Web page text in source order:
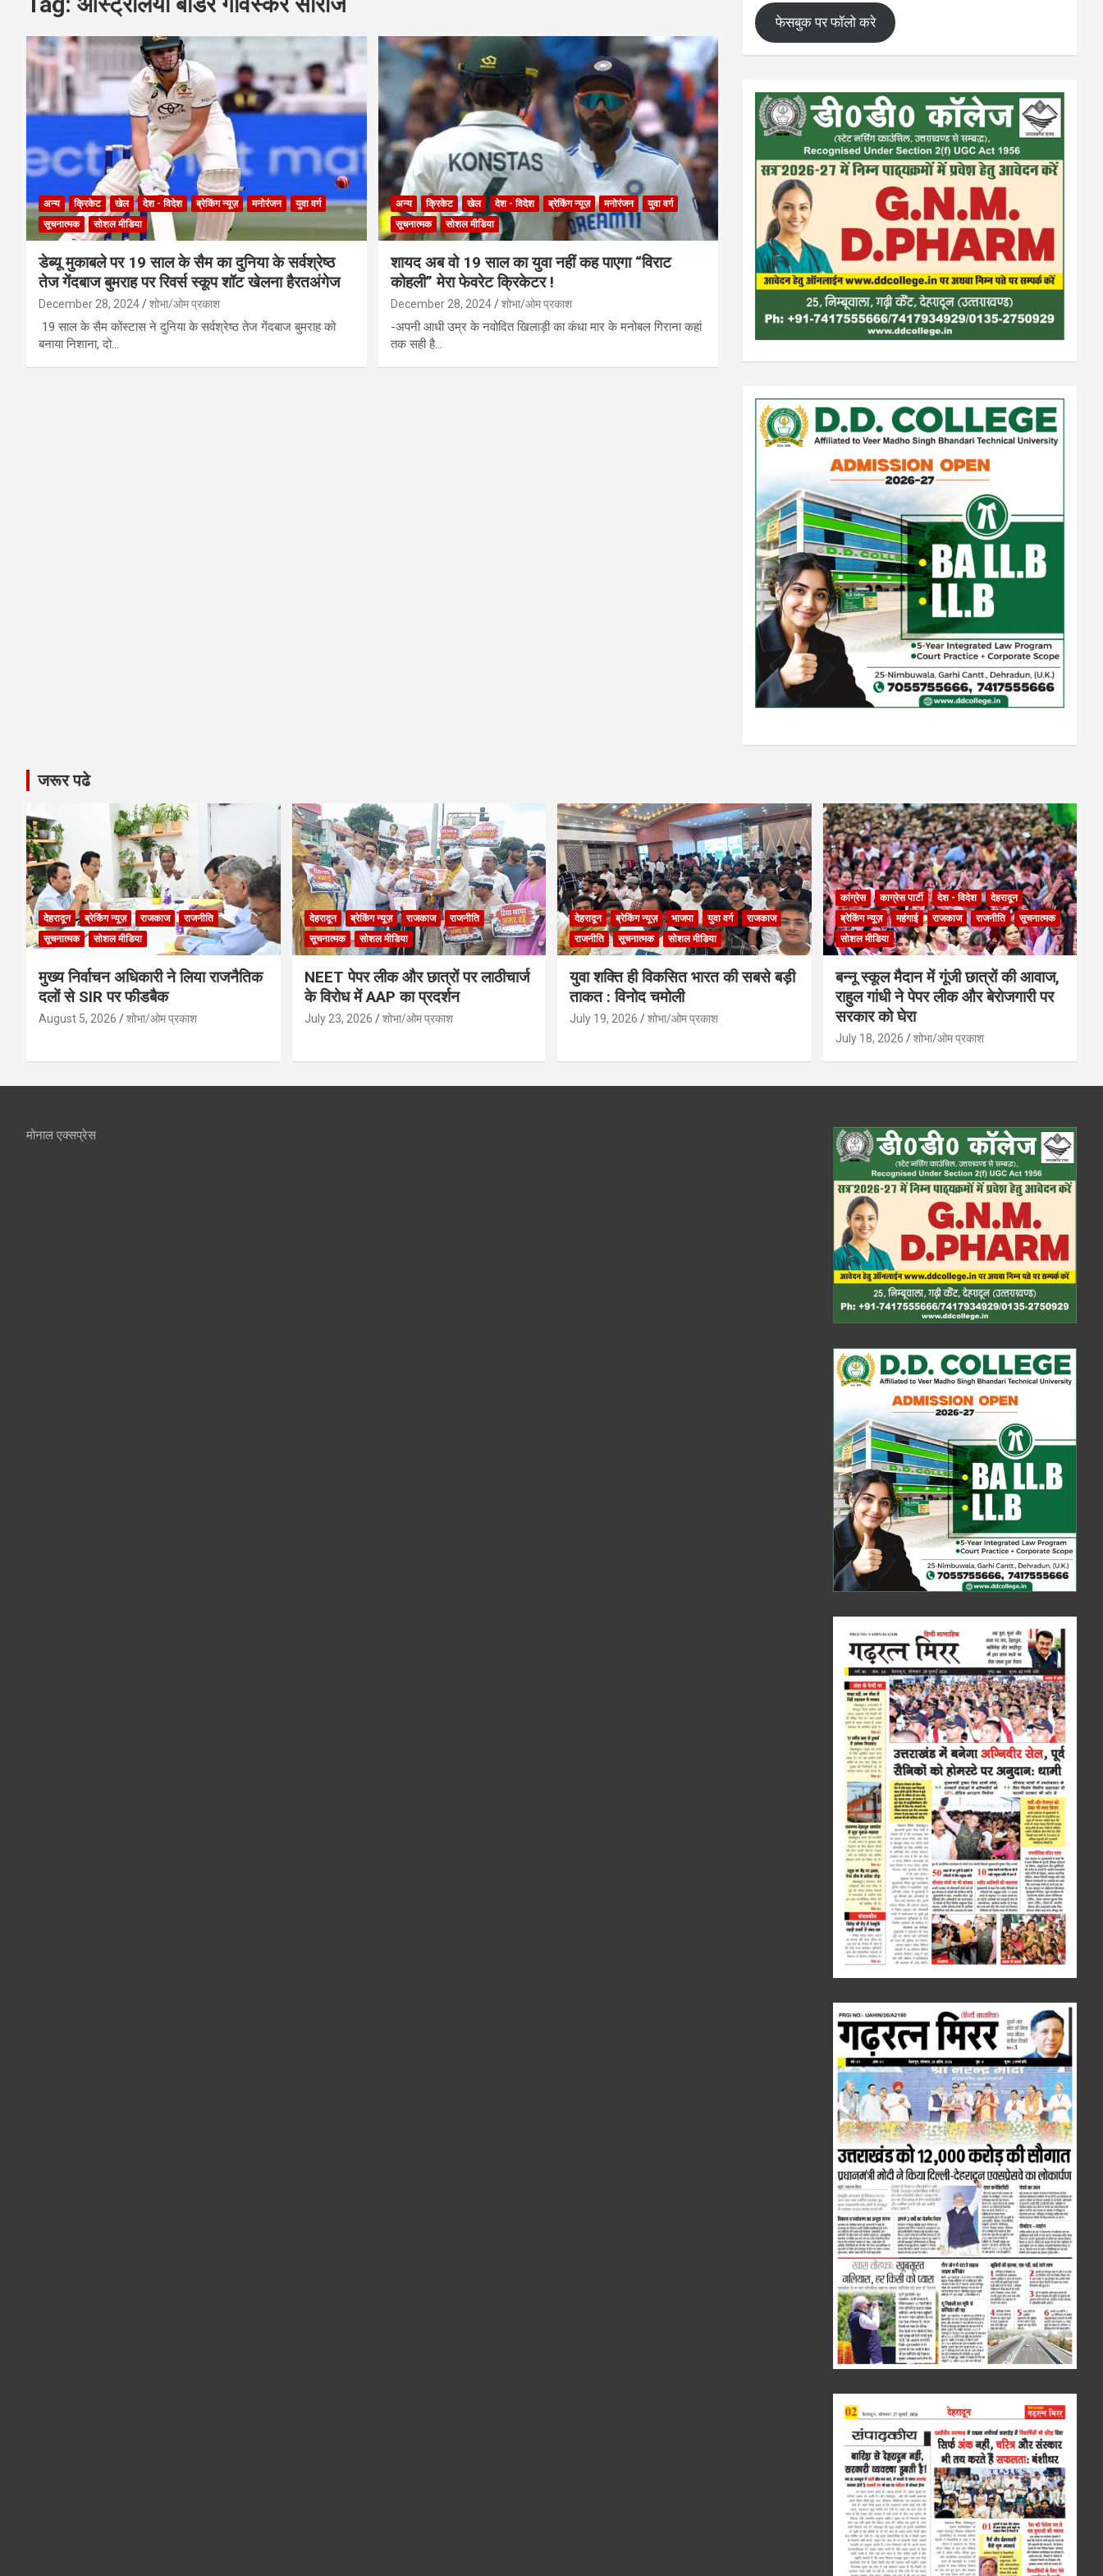
अन्य क्रिकेट खेल देश - विदेश ब्रेकिंग न्यूज़ मनोरंजन
युवा वर्ग
सूचनात्मक
सोशल मीडिया
डेब्यू मुकाबले पर 19 साल के सैम का दुनिया के सर्वश्रेष्ठ
तेज गेंदबाज बुमराह पर रिवर्स स्कूप शॉट खेलना हैरतअंगेज
December 28, 2024 शोभा/ओम प्रकाश
19 साल के सैम कोंस्टास ने दुनिया के सर्वश्रेष्ठ तेज गेंदबाज बुमराह को
बनाया निशाना, दो…
अन्य क्रिकेट खेल देश - विदेश ब्रेकिंग न्यूज़ मनोरंजन
युवा वर्ग
सूचनात्मक
सोशल मीडिया
शायद अब वो 19 साल का युवा नहीं कह पाएगा “विराट
कोहली” मेरा फेवरेट क्रिकेटर !
December 28, 2024 शोभा/ओम प्रकाश
-अपनी आधी उम्र के नवोदित खिलाड़ी का कंधा मार के मनोबल गिराना कहां
तक सही है…
फेसबुक पर फॉलो करे
जरूर पढे
देहरादून ब्रेकिंग न्यूज़ राजकाज
राजनीति
सूचनात्मक
सोशल मीडिया
मुख्य निर्वाचन अधिकारी ने लिया राजनैतिक
दलों से SIR पर फीडबैक
August 5, 2026 शोभा/ओम प्रकाश
देहरादून ब्रेकिंग न्यूज़ राजकाज
राजनीति
सूचनात्मक
सोशल मीडिया
NEET पेपर लीक और छात्रों पर लाठीचार्ज
के विरोध में AAP का प्रदर्शन
July 23, 2026 शोभा/ओम प्रकाश
देहरादून ब्रेकिंग न्यूज़ भाजपा युवा वर्ग
राजकाज
राजनीति
सूचनात्मक सोशल मीडिया
युवा शक्ति ही विकसित भारत की सबसे बड़ी
ताकत : विनोद चमोली
July 19, 2026 शोभा/ओम प्रकाश
कांग्रेस काग्रेस पार्टी देश - विदेश
देहरादून
ब्रेकिंग न्यूज़
महंगाई राजकाज राजनीति
सूचनात्मक
सोशल मीडिया
बन्नू स्कूल मैदान में गूंजी छात्रों की आवाज,
राहुल गांधी ने पेपर लीक और बेरोजगारी पर
सरकार को घेरा
July 18, 2026 शोभा/ओम प्रकाश
मोनाल एक्सप्रेस